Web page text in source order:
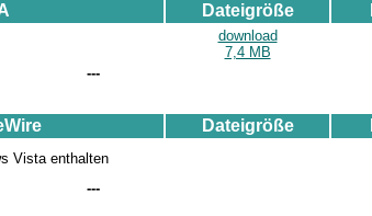
Dateigröße
download
7,4 MB
---
Dateigröße
Vista enthalten
---